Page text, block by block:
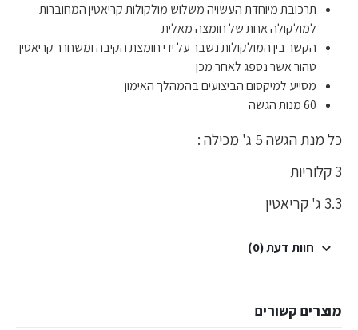
תרכובת מיוחדת העשויה משלוש מולקולות קריאטין המחוברות
למולקולה אחת של חומצה מאלית
הקשר בין המולקולות נשבר על ידי חומצת הקיבה ומשחרר קריאטין
טהור אשר נספג לאחר מכן
מסייע למיקסום הביצועים בהמהלך האימון
60 מנות הגשה
כל מנת הגשה 5 ג' מכילה :
3 קלוריות
3.3 ג' קריאטין
חוות דעת (0)
מוצרים קשורים